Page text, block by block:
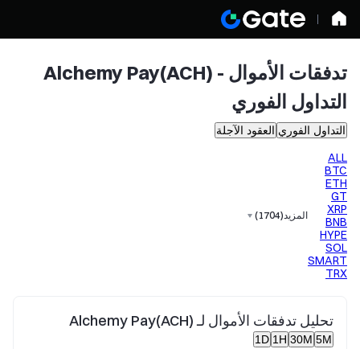
تدفقات الأموال - Alchemy Pay(ACH)
التداول الفوري
التداول الفوري العقود الآجلة
ALL
BTC
ETH
GT
XRP
BNB
HYPE
SOL
SMART
TRX
المزيد(
1704
)
تحليل تدفقات الأموال لـ Alchemy Pay(ACH)
5M
30M
1H
1D